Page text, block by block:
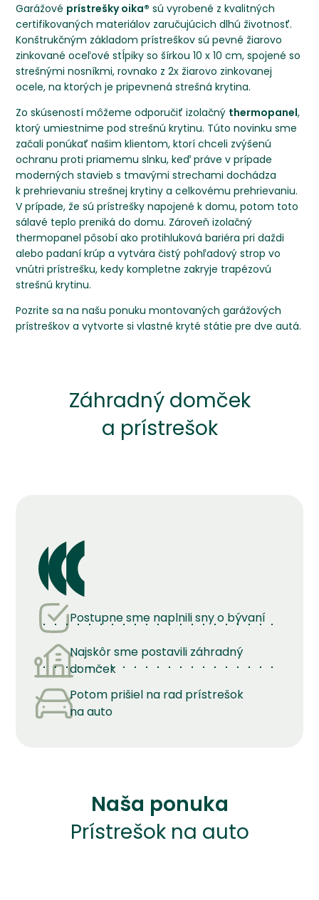
Garážové prístrešky oika® sú vyrobené z kvalitných
certifikovaných materiálov zaručujúcich dlhú životnosť.
Konštrukčným základom prístreškov sú pevné žiarovo
zinkované oceľové stĺpiky so šírkou 10 x 10 cm, spojené so
strešnými nosníkmi, rovnako z 2x žiarovo zinkovanej
ocele, na ktorých je pripevnená strešná krytina.
Zo skúseností môžeme odporučiť izolačný thermopanel,
ktorý umiestnime pod strešnú krytinu. Túto novinku sme
začali ponúkať našim klientom, ktorí chceli zvýšenú
ochranu proti priamemu slnku, keď práve v prípade
moderných stavieb s tmavými strechami dochádza
k prehrievaniu strešnej krytiny a celkovému prehrievaniu.
V prípade, že sú prístrešky napojené k domu, potom toto
sálavé teplo preniká do domu. Zároveň izolačný
thermopanel pôsobí ako protihluková bariéra pri daždi
alebo padaní krúp a vytvára čistý pohľadový strop vo
vnútri prístrešku, kedy kompletne zakryje trapézovú
strešnú krytinu.
Pozrite sa na našu ponuku montovaných garážových
prístreškov a vytvorte si vlastné kryté státie pre dve autá.
Záhradný domček
a prístrešok
Postupne sme naplnili sny o bývaní
Najskôr sme postavili záhradný
domček
Potom prišiel na rad prístrešok
na auto
Naša ponuka
Prístrešok na auto